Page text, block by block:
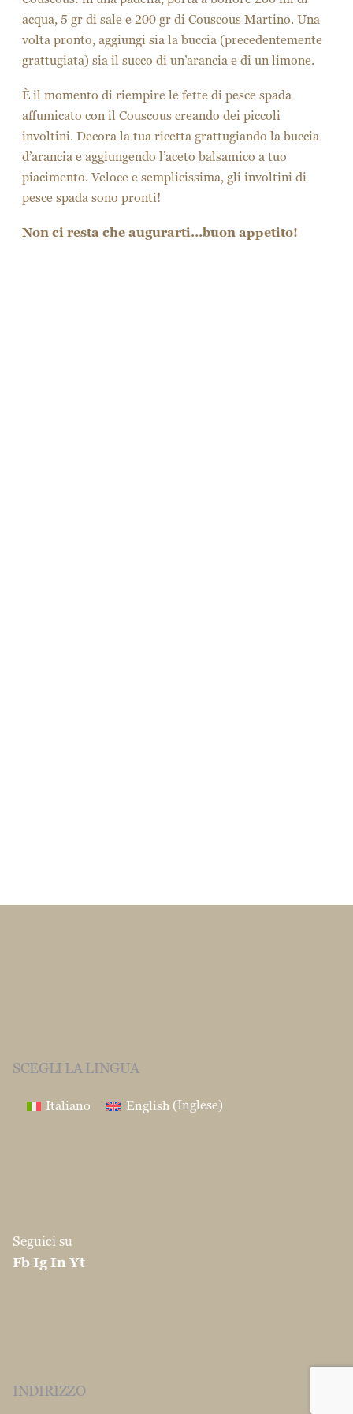
acqua, 5 gr di sale e 200 gr di Couscous Martino. Una
volta pronto, aggiungi sia la buccia (precedentemente
grattugiata) sia il succo di un’arancia e di un limone.
È il momento di riempire le fette di pesce spada
affumicato con il Couscous creando dei piccoli
involtini. Decora la tua ricetta grattugiando la buccia
d’arancia e aggiungendo l’aceto balsamico a tuo
piacimento. Veloce e semplicissima, gli involtini di
pesce spada sono pronti!
Non ci resta che augurarti…buon appetito!
SCEGLI LA LINGUA
Italiano English(Inglese)
Seguici su
FbIgInYt
INDIRIZZO